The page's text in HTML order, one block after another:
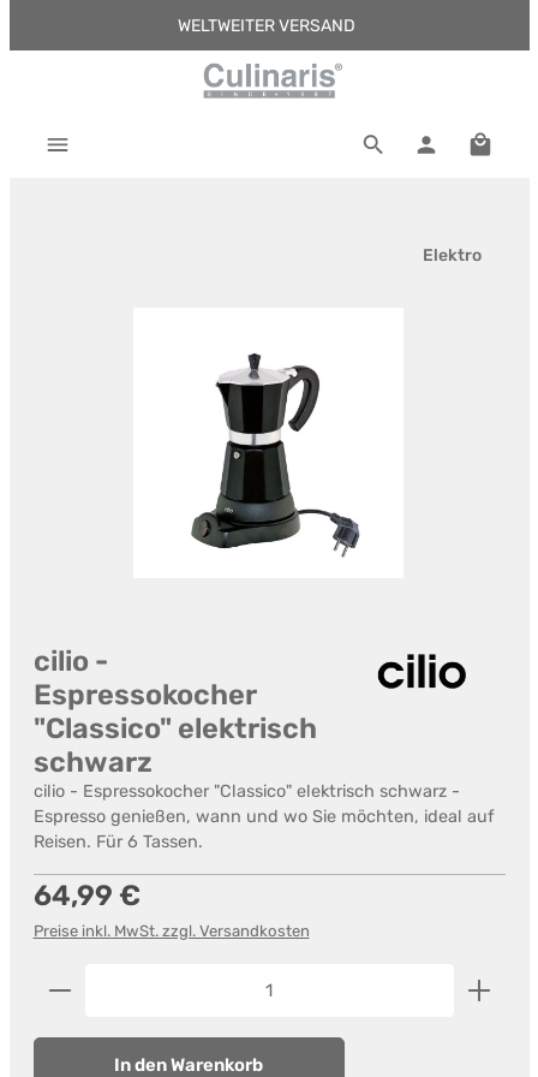
Zum Hauptinhalt springenWELTWEITER VERSAND
Elektro
cilio -
Espressokocher
"Classico" elektrisch
schwarz
cilio - Espressokocher "Classico" elektrisch schwarz -
Espresso genießen, wann und wo Sie möchten, ideal auf
Reisen. Für 6 Tassen.
Regulärer Preis:
64,99 €
Preise inkl. MwSt. zzgl. Versandkosten
Produkt Anzahl: Gib den gewünschten Wert ein
In den Warenkorb